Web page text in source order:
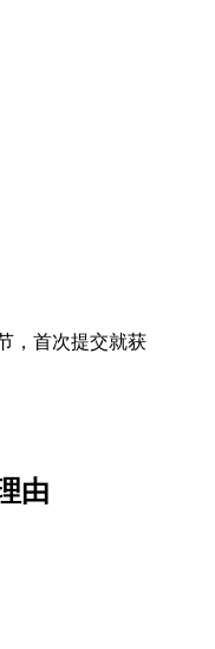
，首次提交就获
由